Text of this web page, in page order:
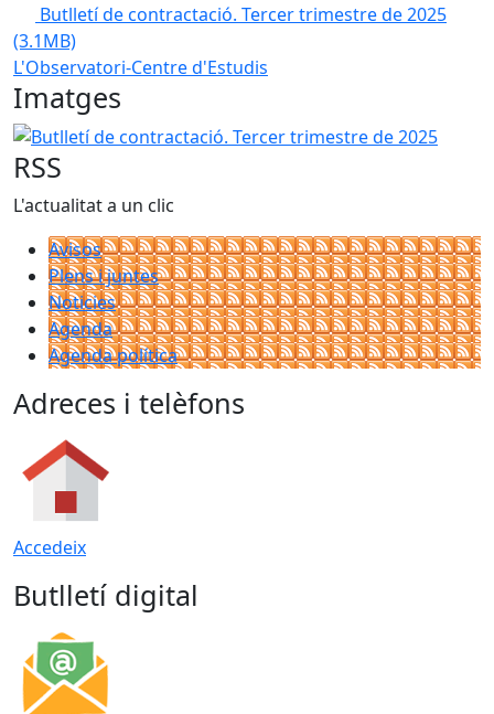
Butlletí de contractació. Tercer trimestre de 2025
(3.1MB)
L'Observatori-Centre d'Estudis
Imatges
Butlletí de contractació. Tercer trimestre de 2025
RSS
L'actualitat a un clic
Avisos
Plens i juntes
Noticies
Agenda
Agenda política
Adreces i telèfons
Accedeix
Butlletí digital